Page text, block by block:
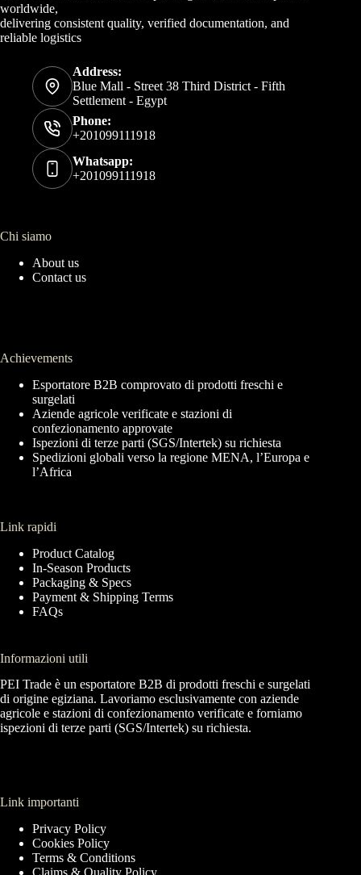
worldwide,
delivering consistent quality, verified documentation, and
reliable logistics
Address:
Blue Mall - Street 38 Third District - Fifth
Settlement - Egypt
Phone:
+201099111918
Whatsapp:
+201099111918
Chi siamo
About us
Contact us
Achievements
Esportatore B2B comprovato di prodotti freschi e
surgelati
Aziende agricole verificate e stazioni di
confezionamento approvate
Ispezioni di terze parti (SGS/Intertek) su richiesta
Spedizioni globali verso la regione MENA, l’Europa e
l’Africa
Link rapidi
Product Catalog
In-Season Products
Packaging & Specs
Payment & Shipping Terms
FAQs
Informazioni utili
PEI Trade è un esportatore B2B di prodotti freschi e surgelati
di origine egiziana. Lavoriamo esclusivamente con aziende
agricole e stazioni di confezionamento verificate e forniamo
ispezioni di terze parti (SGS/Intertek) su richiesta.
Link importanti
Privacy Policy
Cookies Policy
Terms & Conditions